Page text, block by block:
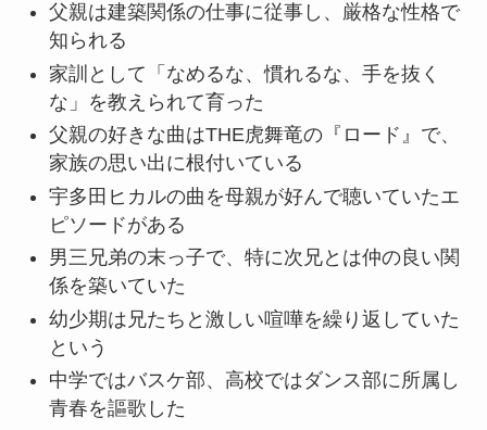
父親は建築関係の仕事に従事し、厳格な性格で
知られる
家訓として「なめるな、慣れるな、手を抜く
な」を教えられて育った
父親の好きな曲はTHE虎舞竜の『ロード』で、
家族の思い出に根付いている
宇多田ヒカルの曲を母親が好んで聴いていたエ
ピソードがある
男三兄弟の末っ子で、特に次兄とは仲の良い関
係を築いていた
幼少期は兄たちと激しい喧嘩を繰り返していた
という
中学ではバスケ部、高校ではダンス部に所属し
青春を謳歌した